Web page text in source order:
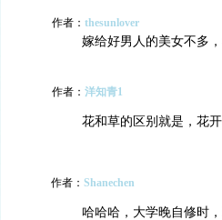
作者： thesunlover
嫁给好男人的美女不多，
作者： 洋知青1
花和草的区别就是，花
作者： Shanechen
哈哈哈，大学晚自修时